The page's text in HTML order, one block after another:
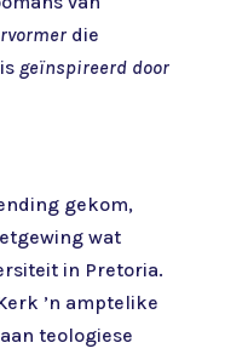
die
geïnspireerd door
gekom,
wat
in Pretoria.
’n amptelike
teologiese